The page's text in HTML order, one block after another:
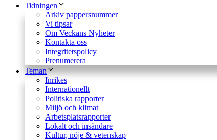
Tidningen
Arkiv pappersnummer
Vi tipsar
Om Veckans Nyheter
Kontakta oss
Integritetspolicy
Prenumerera
Teman
Inrikes
Internationellt
Politiska rapporter
Miljö och klimat
Arbetsplatsrapporter
Lokalt och insändare
Kultur, nöje & vetenskap